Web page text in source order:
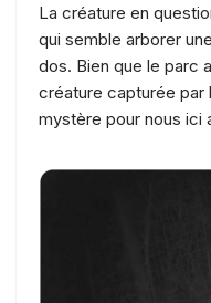
La créature en
qui semble arborer
dos. Bien que le parc
créature capturée par
mystère pour nous ici